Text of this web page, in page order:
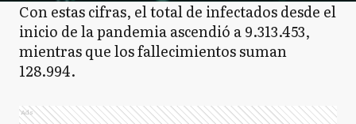
Con estas cifras, el total de infectados desde el
inicio de la pandemia ascendió a 9.313.453,
mientras que los fallecimientos suman
128.994.
Ads